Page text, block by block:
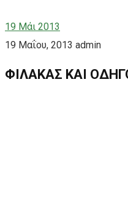
19 Μάι 2013
19 Μαΐου, 2013 admin
ΦΙΛΑΚΑΣ ΚΑΙ